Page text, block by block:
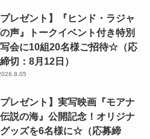
プレゼント】『ヒンド・ラジャ
声』トークイベント付き特別
会に10組20名様ご招待☆（応
切：8月12日）
プレゼント】実写映画『モアナ
説の海』公開記念！オリジナ
ッズを6名様に☆（応募締